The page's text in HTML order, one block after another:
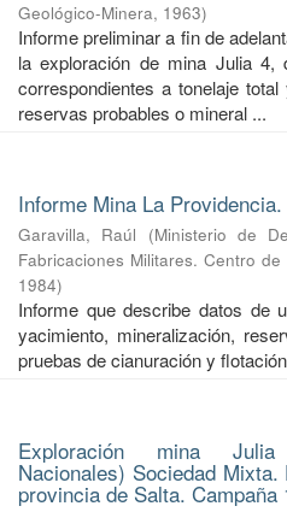
Geológico-Minera, 1963)
Informe preliminar a fin de
la exploración de mina Julia 4,
correspondientes a tonelaje
reservas probables o mineral ...
Informe Mina La
Garavilla, Raúl (Ministerio de
Fabricaciones Militares. Centro
1984)
Informe que describe datos de
yacimiento, mineralización,
pruebas de cianuración y
Exploración mina
Nacionales) Sociedad
provincia de Salta.